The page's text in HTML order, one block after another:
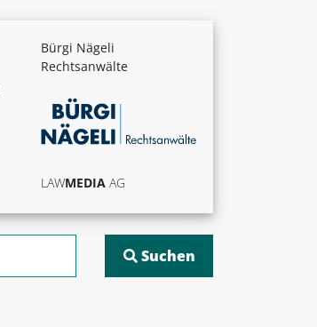
Bürgi Nägeli
Rechtsanwälte
LAWMEDIA AG